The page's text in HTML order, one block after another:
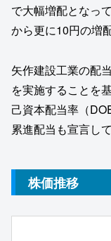
で大幅増配となっ
から更に10円の増
矢作建設工業の配
を実施することを
己資本配当率（
累進配当も宣言し
株価推移